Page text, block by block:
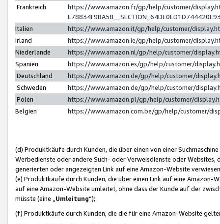
Frankreich
https://www.amazon.fr/gp/help/customer/
Italien
https://www.amazon.it/gp/help/customer/
Irland
https://www.amazon.ie/gp/help/customer/
Niederlande
https://www.amazon.nl/gp/help/customer/
Spanien
https://www.amazon.es/gp/help/customer/
Deutschland
https://www.amazon.de/gp/help/customer/
Schweden
https://www.amazon.de/gp/help/customer/
Polen
https://www.amazon.pl/gp/help/customer/
Belgien
https://www.amazon.com.be/gp/help/customer/
(d) Produktkäufe durch Kunden, die über einen von einer
Werbedienste oder andere Such- oder Verweisdienste oder Websites,
generierten oder angezeigten Link auf eine Amazon-Website
(e) Produktkäufe durch Kunden, die über einen Link auf eine
auf eine Amazon-Website umleitet, ohne dass der Kunde auf der
müsste (eine „ Umleitung“);
(f) Produktkäufe durch Kunden, die die für eine Amazon-Website